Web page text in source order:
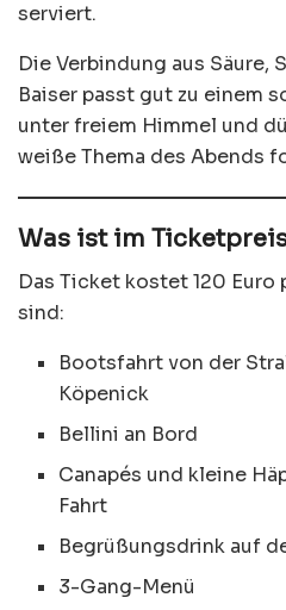
serviert.
Die Verbindung aus Säure,
Baiser passt gut zu einem
unter freiem Himmel und
weiße Thema des Abends
Was ist im
Das Ticket kostet 120 Euro
sind:
Bootsfahrt von der
Köpenick
Bellini an Bord
Canapés und kleine
Fahrt
Begrüßungsdrink auf
3-Gang-Menü